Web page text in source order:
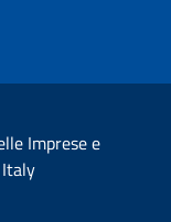
Imprese e